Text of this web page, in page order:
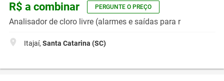
R$ a combinar PERGUNTE O PREÇO
Analisador de cloro livre (alarmes e saídas para r
Itajaí, Santa Catarina (SC)